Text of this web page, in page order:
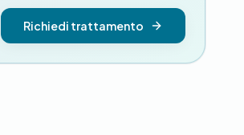
Richiedi trattamento